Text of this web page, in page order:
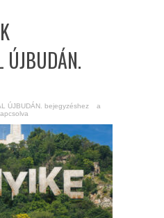
ÚJBUDÁN.
ÚJBUDÁN. bejegyzéshez
a